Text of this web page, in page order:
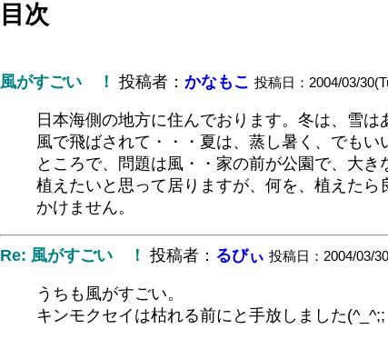
目次
風がすごい ！ 投稿者： かなもこ 投稿日：2004/03/
日本海側の地方に住んでおります。冬は、雪は
風で飛ばされて・・・夏は、蒸し暑く、でもい
ところで、問題は風・・家の前が公園で、大
植えたいと思って居りますが、何を、植えた
かけません。
Re: 風がすごい ！ 投稿者： るびぃ 投稿日：2004/03/
うちも風がすごい。
キンモクセイは枯れる前にと手放しました(^_^;;